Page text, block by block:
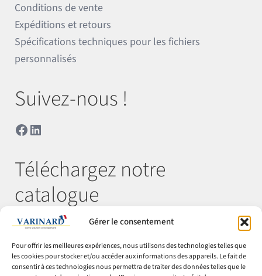
Gérer le consentement
Pour offrir les meilleures expériences, nous utilisons des technologies telles que
les cookies pour stocker et/ou accéder aux informations des appareils. Le fait de
consentir à ces technologies nous permettra de traiter des données telles que le
Conditions de vente
Expéditions et retours
Spécifications techniques pour les fichiers
personnalisés
Suivez-nous !
Facebook
LinkedIn
Téléchargez notre
catalogue